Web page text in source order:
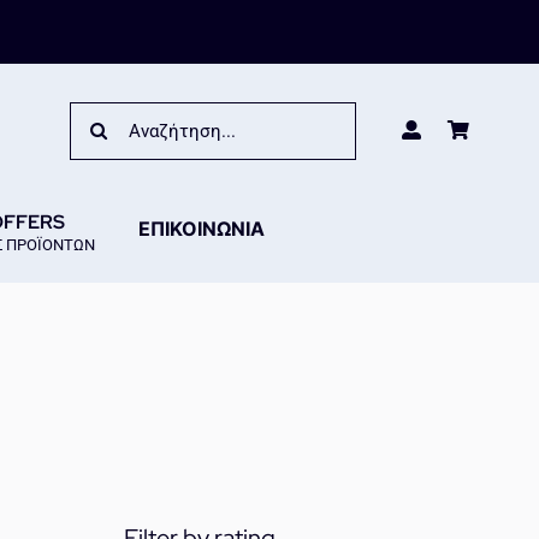
Search
ΠΡΟΪΟΝΤΩΝ
ΕΠΙΚΟΙΝΩΝΙΑ